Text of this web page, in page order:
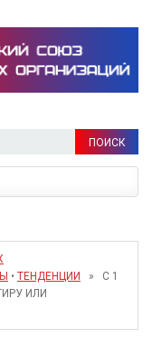
• ТЕНДЕНЦИИ
» С 1
ИЛИ